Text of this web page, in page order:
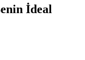
İdeal